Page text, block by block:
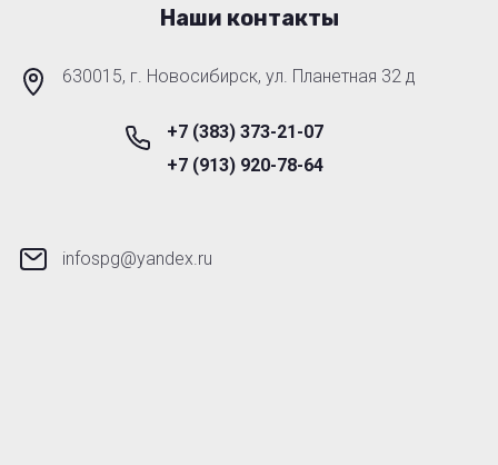
Наши контакты
630015, г. Новосибирск, ул. Планетная 32 д
+7 (383) 373-21-07
+7 (913) 920-78-64
infospg@yandex.ru